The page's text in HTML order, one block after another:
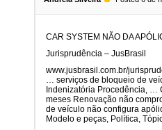
CAR SYSTEM NÃO DA
Jurisprudência – JusBrasil
www.jusbrasil.com.br/
… serviços de bloqueio de
Indenizatória Procedência, …
meses Renovação não
de veículo não configura
Modelo e peças, Política,